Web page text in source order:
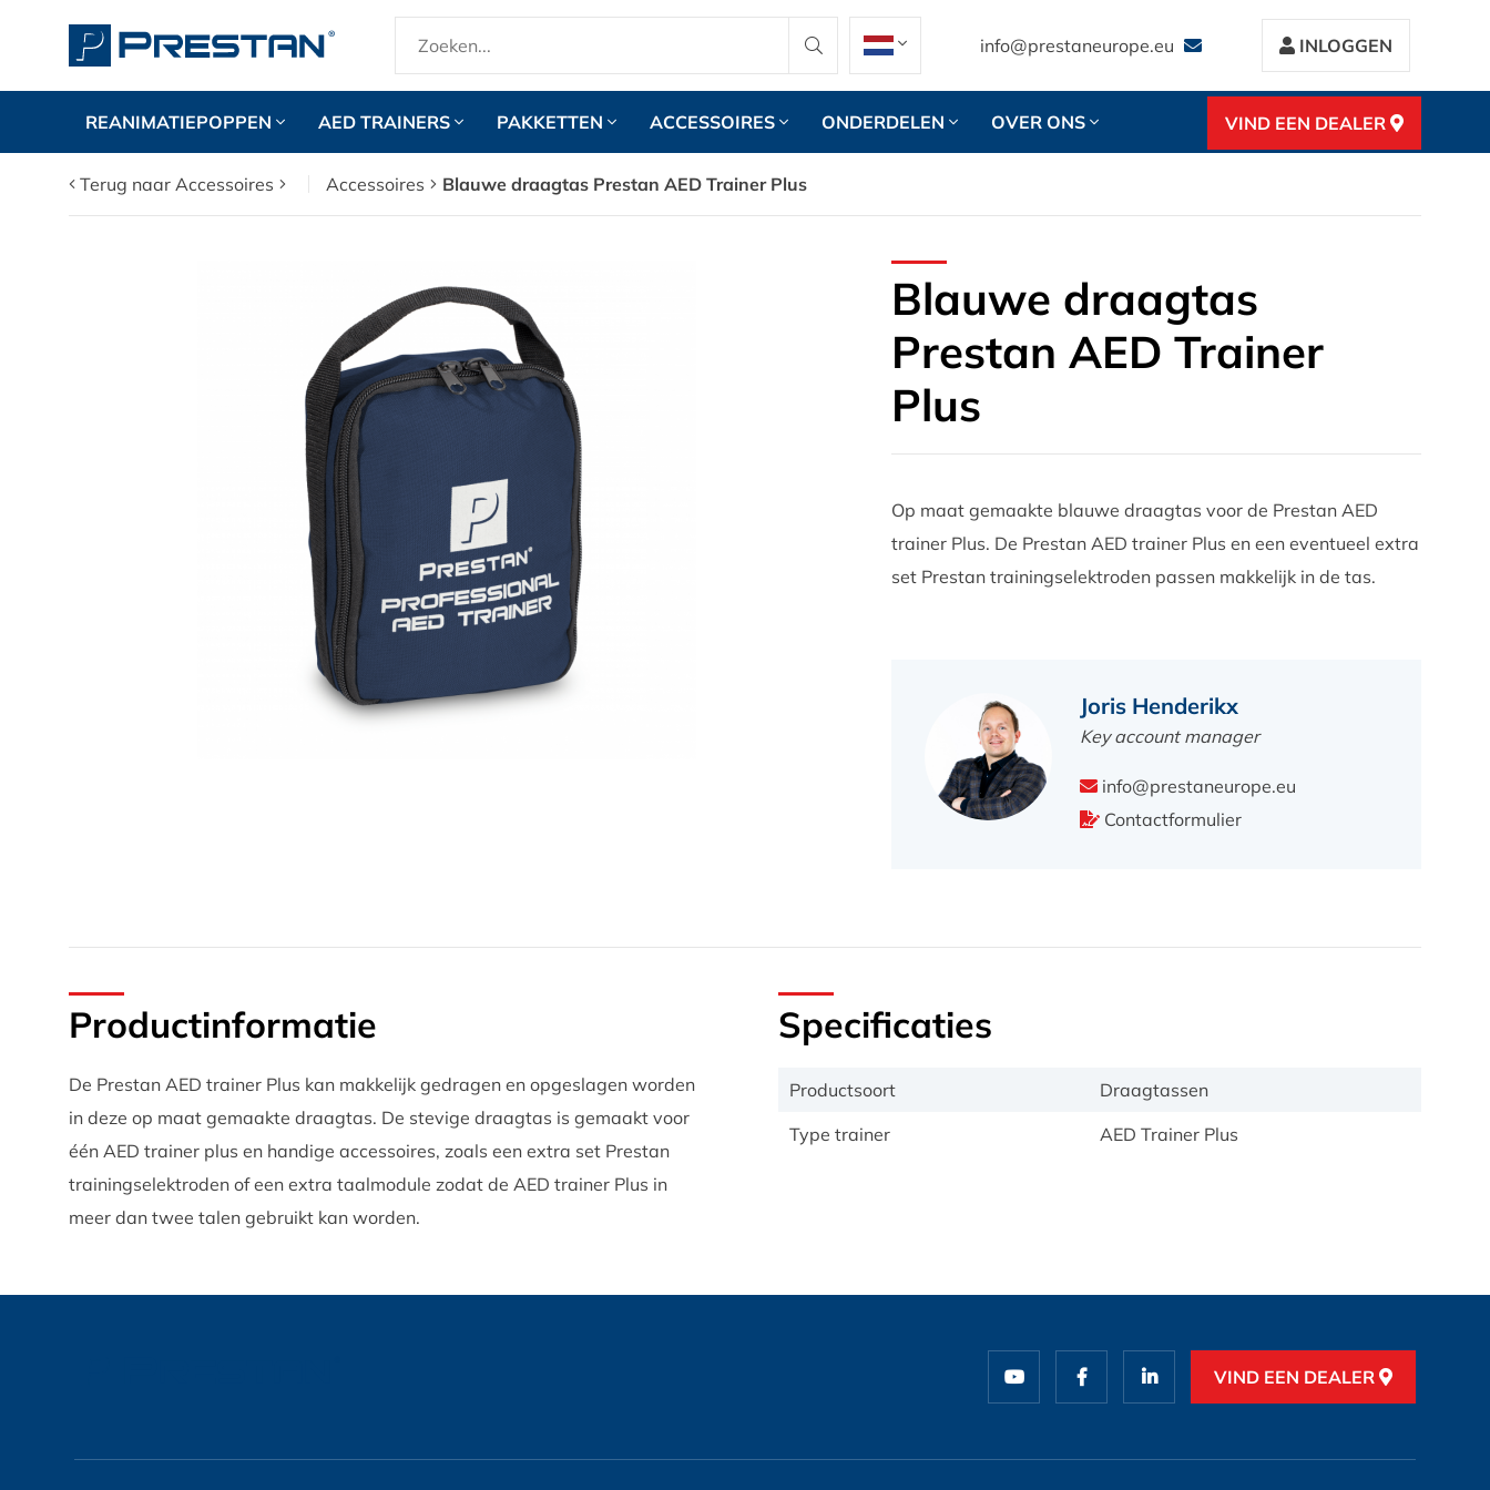
info@prestaneurope.eu INLOGGEN
REANIMATIEPOPPEN AED TRAINERS PAKKETTEN ACCESSOIRES ONDERDELEN OVER ONS VIND EEN DEALER
Terug naar Accessoires Accessoires Blauwe draagtas Prestan AED Trainer Plus
Blauwe draagtas
Prestan AED Trainer
Plus
Op maat gemaakte blauwe draagtas voor de Prestan AED
trainer Plus. De Prestan AED trainer Plus en een eventueel extra
set Prestan trainingselektroden passen makkelijk in de tas.
Joris Henderikx
Key account manager
info@prestaneurope.eu
Contactformulier
Productinformatie
De Prestan AED trainer Plus kan makkelijk gedragen en opgeslagen worden
in deze op maat gemaakte draagtas. De stevige draagtas is gemaakt voor
één AED trainer plus en handige accessoires, zoals een extra set Prestan
trainingselektroden of een extra taalmodule zodat de AED trainer Plus in
meer dan twee talen gebruikt kan worden.
Specificaties
Productsoort
Draagtassen
Type trainer
AED Trainer Plus
VIND EEN DEALER